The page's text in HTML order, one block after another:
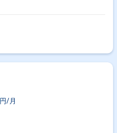
円/月